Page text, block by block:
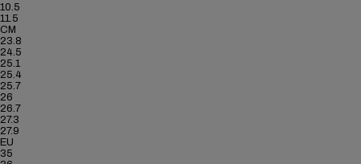
10.5
11.5
CM
23.8
24.5
25.1
25.4
25.7
26
26.7
27.3
27.9
EU
35